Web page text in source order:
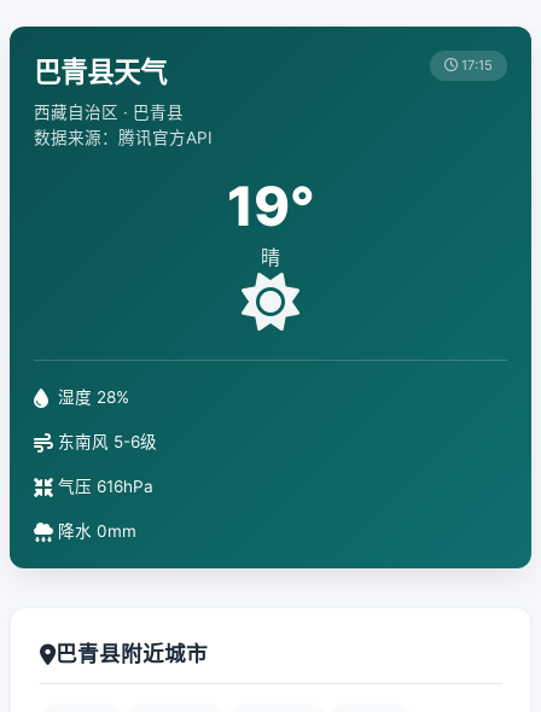
巴青县天气
西藏自治区 · 巴青县
数据来源：腾讯官方API
17:15
19°
晴
湿度 28%
东南风 5-6级
气压 616hPa
降水 0mm
巴青县附近城市